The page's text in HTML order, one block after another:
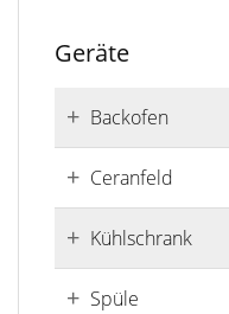
Geräte
Backofen
Ceranfeld
Kühlschrank
Spüle